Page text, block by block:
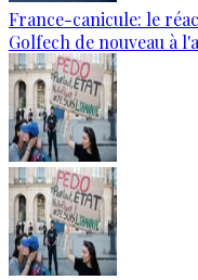
France-canicule: le
Golfech de nouveau à